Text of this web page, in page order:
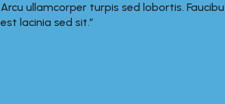
Arcu ullamcorper turpis sed lobortis.
est lacinia sed sit.”